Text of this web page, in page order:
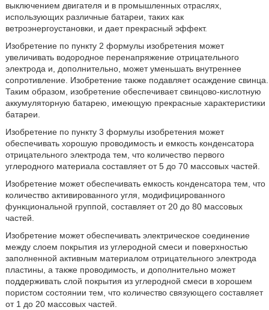
выключением двигателя и в промышленных отраслях,
использующих различные батареи, таких как
ветроэнергоустановки, и дает прекрасный эффект.
Изобретение по пункту 2 формулы изобретения может
увеличивать водородное перенапряжение отрицательного
электрода и, дополнительно, может уменьшать внутреннее
сопротивление. Изобретение также подавляет осаждение свинца.
Таким образом, изобретение обеспечивает свинцово-кислотную
аккумуляторную батарею, имеющую прекрасные характеристики
батареи.
Изобретение по пункту 3 формулы изобретения может
обеспечивать хорошую проводимость и емкость конденсатора
отрицательного электрода тем, что количество первого
углеродного материала составляет от 5 до 70 массовых частей.
Изобретение может обеспечивать емкость конденсатора тем, что
количество активированного угля, модифицированного
функциональной группой, составляет от 20 до 80 массовых
частей.
Изобретение может обеспечивать электрическое соединение
между слоем покрытия из углеродной смеси и поверхностью
заполненной активным материалом отрицательного электрода
пластины, а также проводимость, и дополнительно может
поддерживать слой покрытия из углеродной смеси в хорошем
пористом состоянии тем, что количество связующего составляет
от 1 до 20 массовых частей.